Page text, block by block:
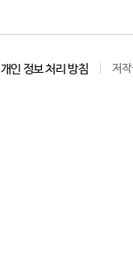
개인 정보 처리 방침 저